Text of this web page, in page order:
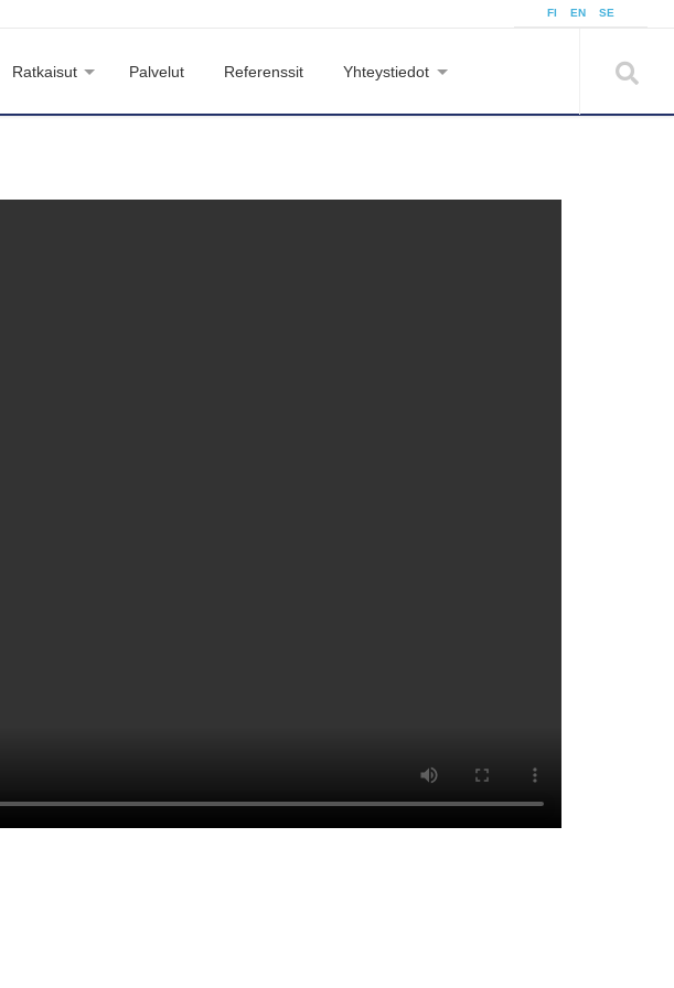
FI EN SE
Ratkaisut Palvelut Referenssit Yhteystiedot